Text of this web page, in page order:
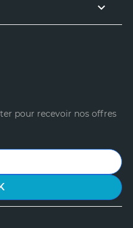

pour recevoir nos offres